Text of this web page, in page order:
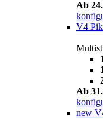
Ab
V4
Ab
new